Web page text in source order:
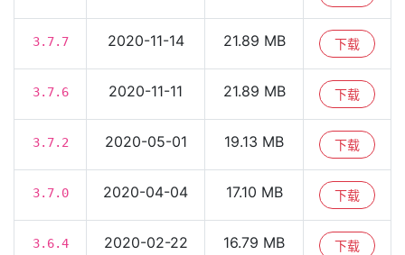
3.7.7 2020-11-14 21.89 MB 下载
3.7.6 2020-11-11 21.89 MB 下载
3.7.2 2020-05-01 19.13 MB 下载
3.7.0 2020-04-04 17.10 MB 下载
3.6.4 2020-02-22 16.79 MB 下载